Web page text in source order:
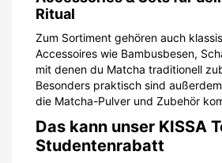
Ritual
Zum Sortiment gehören auch
Accessoires wie Bambusbesen,
mit denen du Matcha traditionell
Besonders praktisch sind
die Matcha-Pulver und Zubehör
Das kann unser KISSA
Studentenrabatt